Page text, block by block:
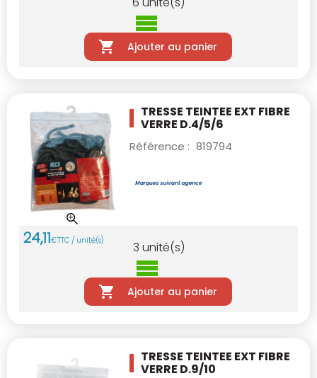
Ajouter au panier
TRESSE TEINTEE EXT FIBRE
VERRE D.4/5/6
Référence : 819794
24,11€TTC / unité(s) 3 unité(s)
Ajouter au panier
TRESSE TEINTEE EXT FIBRE
VERRE D.9/10